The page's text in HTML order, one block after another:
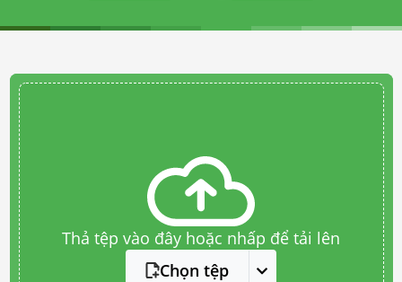
Thả tệp vào đây hoặc nhấp để tải lên
Chọn tệp